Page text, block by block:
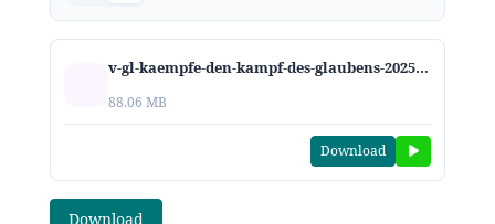
Download
v-gl-kaempfe-den-kampf-des-glaubens-2025.mp3
88.06 MB
Download